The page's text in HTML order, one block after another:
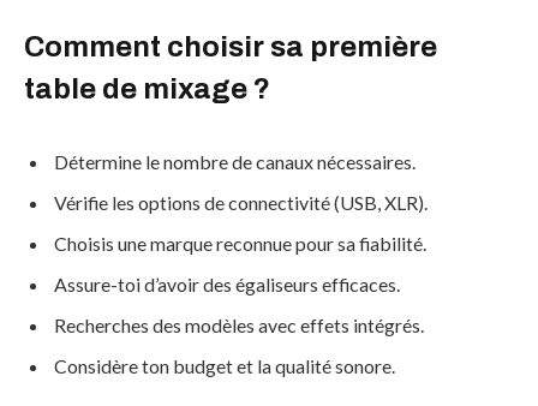
Comment choisir sa première
table de mixage ?
Détermine le nombre de canaux nécessaires.
Vérifie les options de connectivité (USB, XLR).
Choisis une marque reconnue pour sa fiabilité.
Assure-toi d’avoir des égaliseurs efficaces.
Recherches des modèles avec effets intégrés.
Considère ton budget et la qualité sonore.